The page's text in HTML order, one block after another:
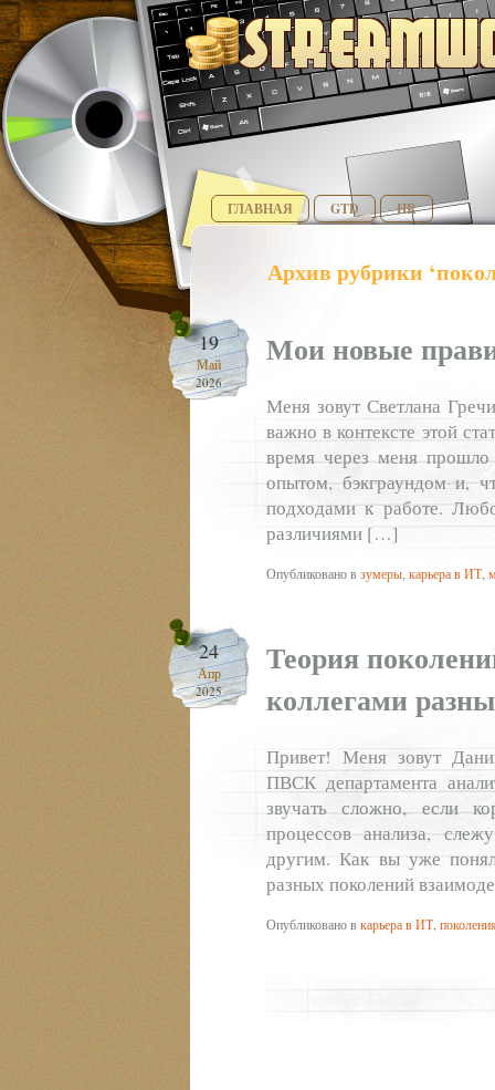
ГЛАВНАЯ GTD HR
Архив рубрики
19
Май
2026
Мои новые
Меня зовут Светлана
важно в контексте этой
время через меня
опытом, бэкграундом и,
подходами к работе.
различиями […]
Опубликовано взумеры карьера в ИТ,
24
Апр
2025
Теория
коллегами
Привет! Меня зовут
ПВСК департамента
звучать сложно, если
процессов анализа,
другим. Как вы уже
разных поколений
Опубликовано вкарьера в ИТ,